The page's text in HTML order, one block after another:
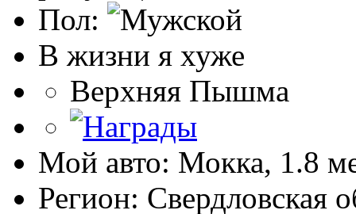
Пол:
В жизни я хуже
Верхняя Пышма
Мой авто: Мокка, 1.8
Регион: Свердловская